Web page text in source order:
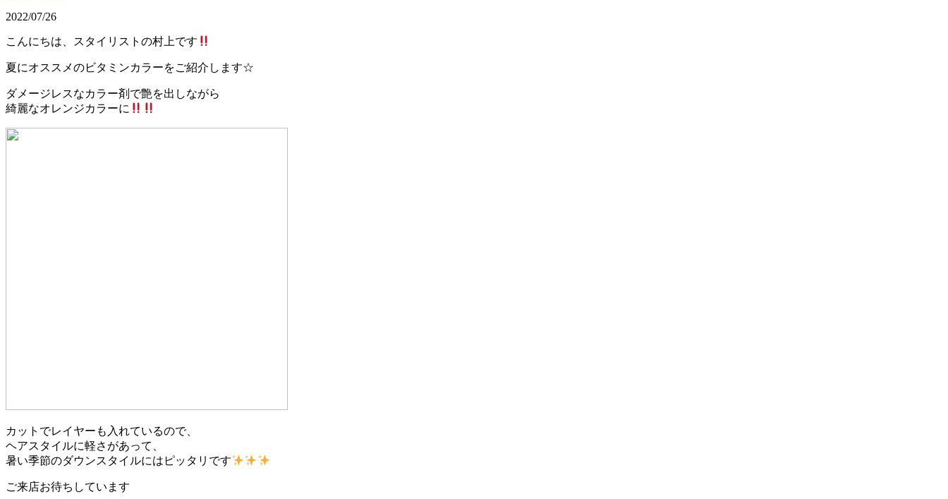
2022/07/26
こんにちは、スタイリストの村上です
夏にオススメのビタミンカラーをご紹介します☆
ダメージレスなカラー剤で艶を出しながら
綺麗なオレンジカラーに
カットでレイヤーも入れているので、
ヘアスタイルに軽さがあって、
暑い季節のダウンスタイルにはピッタリです
ご来店お待ちしています